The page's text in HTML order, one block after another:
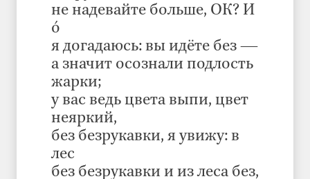
не надевайте больше, ОК? И
ó
я догадаюсь: вы идёте без —
а значит осознали подлость
жарки;
у вас ведь цвета выпи, цвет
неяркий,
без безрукавки, я увижу: в
лес
без безрукавки и из леса без,